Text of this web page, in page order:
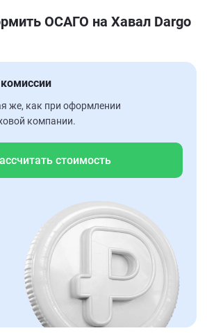
ОСАГО на Хавал Dargo
же, как при оформлении
компании.
стоимость